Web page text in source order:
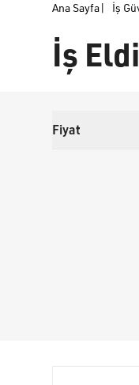
Ana Sayfa| İş
İş
Fiyat